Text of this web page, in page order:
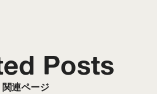
関連ページ
Posts